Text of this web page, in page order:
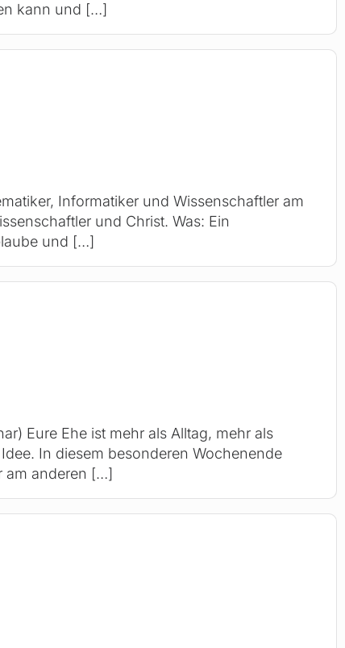
kann und […]
Informatiker und Wissenschaftler am
und Christ. Was: Ein
und […]
Eure Ehe ist mehr als Alltag, mehr als
In diesem besonderen Wochenende
am anderen […]